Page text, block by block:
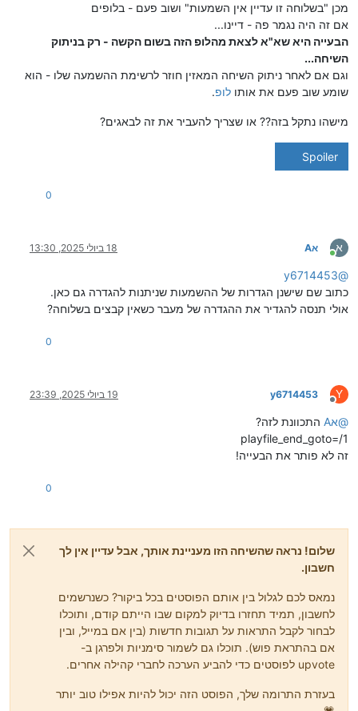
מכן "בשלוחה זו עדיין אין השמעות" ושוב פעם - בלופים
אם זה היה נגמר פה - דיינו...
הבעייה היא שא"א לצאת מהלופ הזה בשום הקשה - רק בניתוק
השיחה...
וגם אם לאחר ניתוק השיחה המאזין חוזר לרשימת ההשמעה שלו - הוא
שומע שוב פעם את אותו לופ.
מישהו נתקל בזה?? או שצריך להעביר את זה לבאגים?
Spoiler
0
א
מחובר
אA 18 ביולי 2025, 13:30
@
y6714453
כתוב שם שישנן הגדרות של ההשמעות שניתנות להגדרה גם כאן.
אולי תנסה להגדיר את ההגדרה של מעבר כשאין קבצים בשלוחה?
0
Y
מנותק
y6714453 19 ביולי 2025, 23:39
@אA
התכוונת לזה?
playfile_end_goto=/1
זה לא פותר את הבעייה!
0
שלום! נראה שהשיחה הזו מעניינת אותך, אבל עדיין אין לך
חשבון.
נמאס לכם לגלול בין אותם הפוסטים בכל ביקור? כשנרשמים
לחשבון, תמיד תחזרו בדיוק למקום שבו הייתם קודם, ותוכלו
לבחור לקבל התראות על תגובות חדשות (בין אם במייל, ובין
אם בהתראת פוש). תוכלו גם לשמור סימניות ולפרגן ב-
upvote לפוסטים כדי להביע הערכה לחברי קהילה אחרים.
בעזרת התרומה שלך, הפוסט הזה יכול להיות אפילו טוב יותר